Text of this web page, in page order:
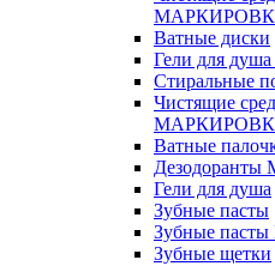
Ватные диски
Гели для
Стиральные
Чистящие
Ватные
Гели для душа
Зубные пасты
Зубные
Зубные щетки